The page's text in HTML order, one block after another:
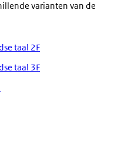
varianten van de
taal 2F
taal 3F